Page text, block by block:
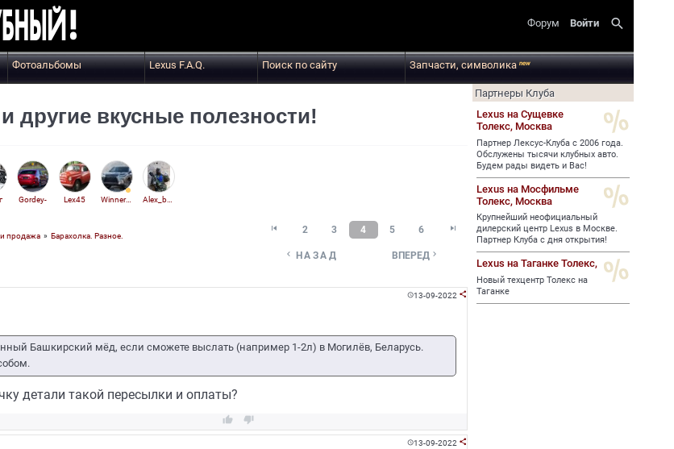
Форум Войти search
Фотоальбомы Lexus F.A.Q. Поиск по сайту Запчасти, символикаnew
вкусные полезности!
Gordey- Lex45 Winner99 Alex_boy
продажа» Барахолка. Разное.
 2 3 4 5 6 
 НАЗАД ВПЕРЕД 
13-09-2022 
Башкирский мёд, если сможете выслать (например 1-2л) в Могилёв, Беларусь.
детали такой пересылки и оплаты?
 
13-09-2022 
Партнеры Клуба
Lexus на Сущевке
Толекс, Москва
Партнер Лексус-Клуба с 2006 года.
Обслужены тысячи клубных авто.
Будем рады видеть и Вас!
Lexus на Мосфильме
Толекс, Москва
Крупнейший неофициальный
дилерский центр Lexus в Москве.
Партнер Клуба с дня открытия!
Lexus на Таганке Толекс,
Новый техцентр Толекс на
Таганке